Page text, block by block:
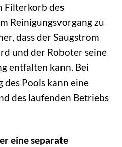
Filterkorb des
Reinigungsvorgang zu
dass der Saugstrom
und der Roboter seine
entfalten kann. Bei
Pools kann eine
des laufenden Betriebs
eine separate